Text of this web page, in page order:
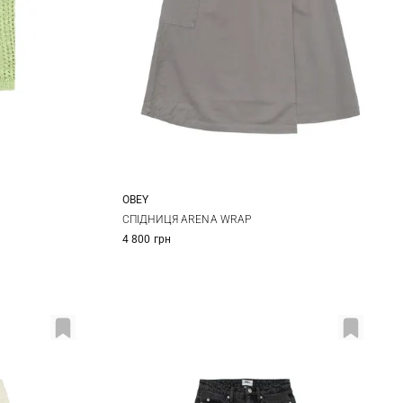
24 25
OBEY
СПІДНИЦЯ ARENA WRAP
4 800 грн